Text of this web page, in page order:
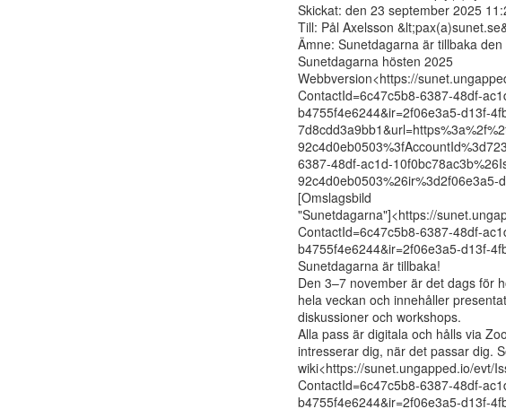
Skickat: den 23 september 2025
Till: Pål Axelsson
Ämne: Sunetdagarna är tillbaka
Sunetdagarna hösten 2025
Webbversion<https://
ContactId=6c47c5b8-6387-48df-
b4755f4e6244&ir=2f06e3a5-d13f-
6387-48df-ac1d-
[Omslagsbild
"Sunetdagarna"]<https://
ContactId=6c47c5b8-6387-48df-
b4755f4e6244&ir=2f06e3a5-d13f-
Sunetdagarna är tillbaka!
Den 3–7 november är det dags för
hela veckan och innehåller
diskussioner och workshops.
Alla pass är digitala och hålls via
intresserar dig, när det passar dig.
wiki<https://sunet.ungapped.io/evt/
ContactId=6c47c5b8-6387-48df-
b4755f4e6244&ir=2f06e3a5-d13f-